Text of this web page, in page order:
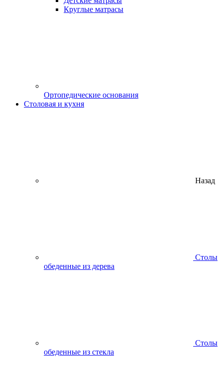
Круглые матрасы
Ортопедические основания
Столовая и кухня
Назад
Столы
обеденные из дерева
Столы
обеденные из стекла